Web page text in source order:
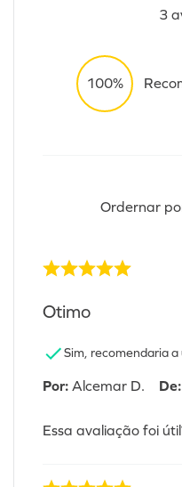
3
100%
Ordernar
Otimo
Sim, recomendaria a
Por: Alcemar D. De:
Essa avaliação foi